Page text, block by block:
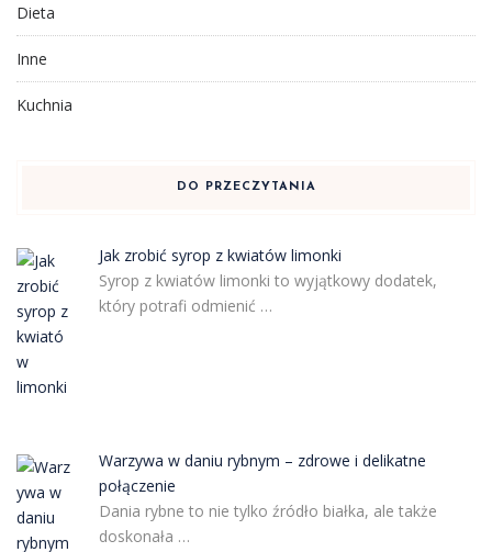
Dieta
Inne
Kuchnia
DO PRZECZYTANIA
Jak zrobić syrop z kwiatów limonki
Syrop z kwiatów limonki to wyjątkowy dodatek,
który potrafi odmienić …
Warzywa w daniu rybnym – zdrowe i delikatne
połączenie
Dania rybne to nie tylko źródło białka, ale także
doskonała …